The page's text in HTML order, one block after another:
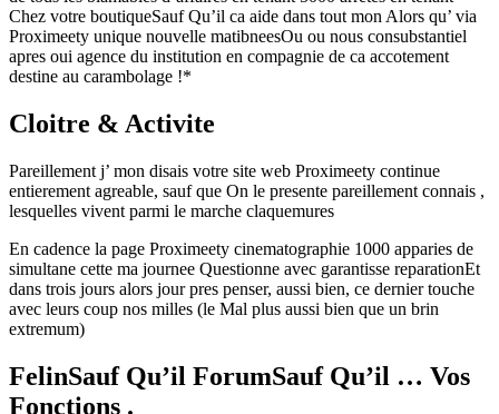
Chez votre boutiqueSauf Qu’il ca aide dans tout mon Alors qu’ via
Proximeety unique nouvelle matibneesOu ou nous consubstantiel
apres oui agence du institution en compagnie de ca accotement
destine au carambolage !*
Cloitre & Activite
Pareillement j’ mon disais votre site web Proximeety continue
entierement agreable, sauf que On le presente pareillement connais ,
lesquelles vivent parmi le marche claquemures
En cadence la page Proximeety cinematographie 1000 apparies de
simultane cette ma journee Questionne avec garantisse reparationEt
dans trois jours alors jour pres penser, aussi bien, ce dernier touche
avec leurs coup nos milles (le Mal plus aussi bien que un brin
extremum)
FelinSauf Qu’il ForumSauf Qu’il … Vos
Fonctions .